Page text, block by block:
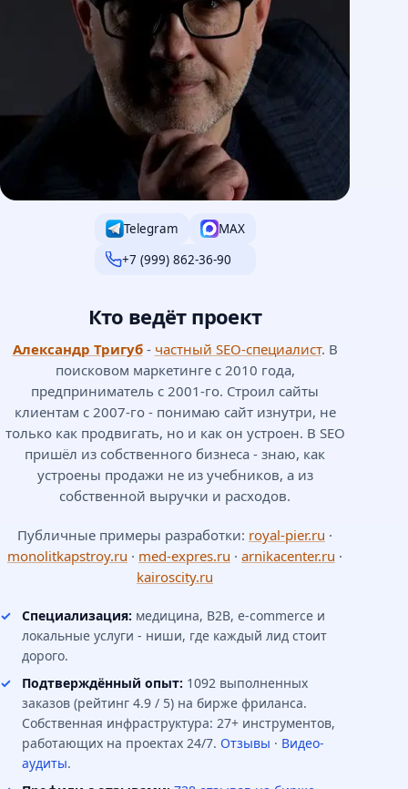
Telegram
MAX
+7 (999) 862-36-90
Кто ведёт проект
Александр Тригуб- частный SEO-специалист. В
поисковом маркетинге с 2010 года,
предприниматель с 2001-го. Строил сайты
клиентам с 2007-го - понимаю сайт изнутри, не
только как продвигать, но и как он устроен. В SEO
пришёл из собственного бизнеса - знаю, как
устроены продажи не из учебников, а из
собственной выручки и расходов.
Публичные примеры разработки: royal-pier.ru ·
monolitkapstroy.ru · med-expres.ru · arnikacenter.ru ·
kairoscity.ru
Специализация: медицина, B2B, e-commerce и
локальные услуги - ниши, где каждый лид стоит
дорого.
Подтверждённый опыт: 1092 выполненных
заказов (рейтинг 4.9 / 5) на бирже фриланса.
Собственная инфраструктура: 27+ инструментов,
работающих на проектах 24/7. Отзывы · Видео-
аудиты.